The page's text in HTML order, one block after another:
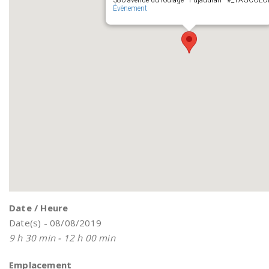
Évènement
Date / Heure
Date(s) - 08/08/2019
9 h 30 min - 12 h 00 min
Emplacement